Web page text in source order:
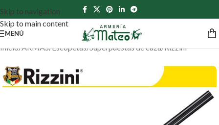
Skip to navigation
Skip to main content
MENÚ
Inicio/ARMAS/ Escopetas/Superpuestas de caza/ Rizzini